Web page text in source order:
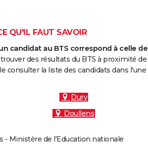
QU'IL FAUT SAVOIR
candidat au BTS correspond à celle de
des résultats du BTS à proximité de
consulter la liste des candidats dans l'une
Dury
Doullens
- Ministère de l'Education nationale